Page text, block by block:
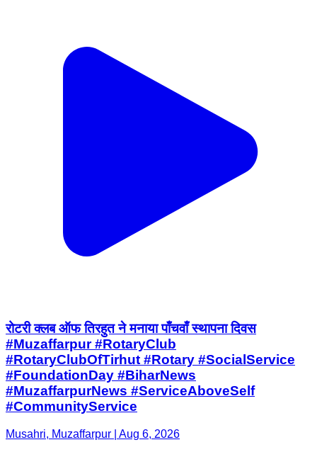
रोटरी क्लब ऑफ तिरहुत ने मनाया पाँचवाँ स्थापना दिवस
#Muzaffarpur #RotaryClub
#RotaryClubOfTirhut #Rotary #SocialService
#FoundationDay #BiharNews
#MuzaffarpurNews #ServiceAboveSelf
#CommunityService
Musahri, Muzaffarpur | Aug 6, 2026